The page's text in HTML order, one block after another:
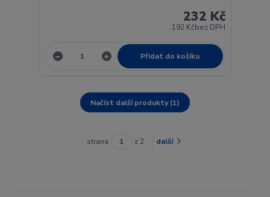
232 Kč
192 Kčbez DPH
Přidat do košíku
Načíst další produkty (1)
strana z 2 další